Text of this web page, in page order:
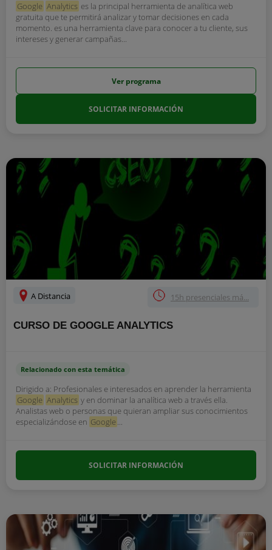
Google Analytics es la principal herramienta de analítica web
gratuita que te permitirá analizar y tomar decisiones en cada
momento. es una herramienta clave para conocer a tu cliente, sus
intereses y generar campañas...
Ver programa
SOLICITAR INFORMACIÓN
A Distancia 15h presenciales má...
CURSO DE GOOGLE ANALYTICS
Relacionado con esta temática
Dirigido a: Profesionales e interesados en aprender la herramienta
Google Analytics y en dominar la analítica web a través ella.
Analistas web o personas que quieran ampliar sus conocimientos
especializándose en Google...
SOLICITAR INFORMACIÓN